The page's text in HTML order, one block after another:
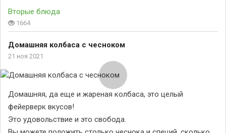
Вторые блюда
1664
Домашняя колбаса с чесноком
21 ноя 2021
Домашняя, да еще и жареная колбаса, это целый
фейерверк вкусов!
Это удовольствие и это свобода.